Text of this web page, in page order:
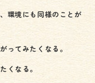
環境にも同様のことが
ってみたくなる。
くなる。